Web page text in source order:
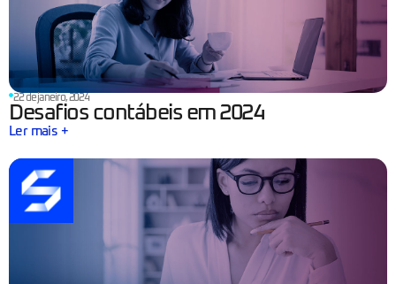
22 de janeiro, 2024
Desafios contábeis em 2024
Ler mais +